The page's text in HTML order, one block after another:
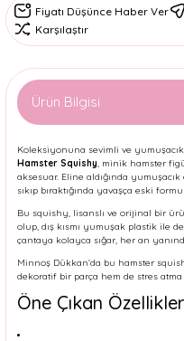
Fiyatı Düşünce Haber Ver
Karşılaştır
Ürün Bilgisi
Koleksiyonuna sevimli ve
Hamster Squishy, minik hamster
aksesuar. Eline aldığında
sıkıp bıraktığında yavaşça eski
Bu squishy, lisanslı ve orijinal bir
olup, dış kısmı yumuşak plastik ile
çantaya kolayca sığar, her an
Minnoş Dükkan’da bu hamster
dekoratif bir parça hem de stres atma
Öne Çıkan Özellikler